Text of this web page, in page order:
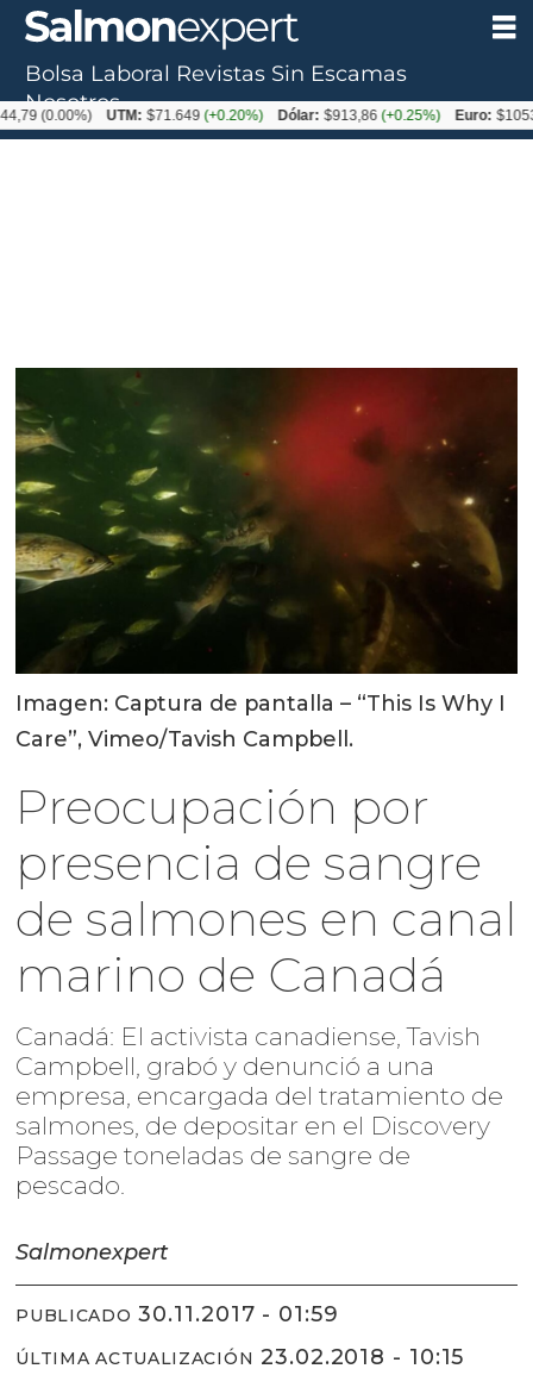
Imagen: Captura de pantalla – “This Is Why I
Care”, Vimeo/Tavish Campbell.
Preocupación por
presencia de sangre
de salmones en canal
marino de Canadá
Canadá: El activista canadiense, Tavish
Campbell, grabó y denunció a una
empresa, encargada del tratamiento de
salmones, de depositar en el Discovery
Passage toneladas de sangre de
pescado.
Salmonexpert
PUBLICADO 30.11.2017 - 01:59
ÚLTIMA ACTUALIZACIÓN 23.02.2018 - 10:15
Bolsa Laboral Revistas Sin Escamas
Nosotros
UTM: $71.649(+0.20%) Dólar: $913,86(+0.25%) Euro: $1053,08(-